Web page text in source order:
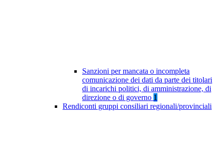
Sanzioni per mancata o incompleta
comunicazione dei dati da parte dei titolari
di incarichi politici, di amministrazione, di
direzione o di governo 1
Rendiconti gruppi consiliari regionali/provinciali